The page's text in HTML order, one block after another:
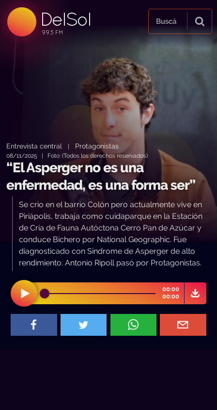
DelSol
99.5 FM
99.5 FM
99.5 FM
Buscá
Entrevista central Protagonistas
08/11/2025 | Foto: (Todos los derechos reservados)
“El Asperger no es una
enfermedad, es una forma ser”
Se crio en el barrio Colón pero actualmente vive en
Piriápolis, trabaja como cuidaparque en la Estación
de Cría de Fauna Autóctona Cerro Pan de Azúcar y
conduce Bichero por National Geographic. Fue
diagnosticado con Síndrome de Asperger de alto
rendimiento. Antonio Ripoll pasó por Protagonistas.
00:00
00:00